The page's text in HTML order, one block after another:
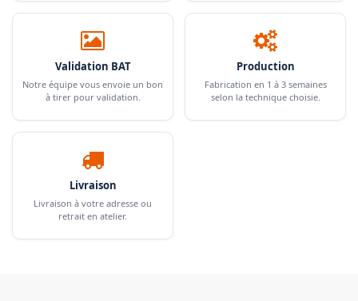
Validation BAT
Notre équipe vous envoie un bon
à tirer pour validation.
Production
Fabrication en 1 à 3 semaines
selon la technique choisie.
Livraison
Livraison à votre adresse ou
retrait en atelier.